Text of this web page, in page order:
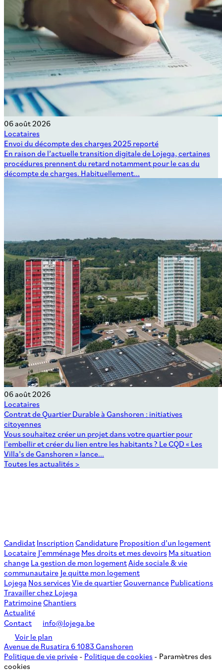
06 août 2026
Locataires
Envoi du décompte des charges 2025 reporté
En raison de l’actuelle transition digitale de Lojega, certaines
procédures prennent du retard notamment pour le cas du
décompte de charges. Habituellement...
06 août 2026
Locataires
Contrat de Quartier Durable à Ganshoren : initiatives
citoyennes
Vous souhaitez créer un projet dans votre quartier pour
l’embellir et créer du lien entre les habitants ? Le CQD « Les
Villa’s de Ganshoren » lance...
Toutes les actualités >
Candidat Inscription Candidature Proposition d’un logement
Locataire J’emménage Mes droits et mes devoirs Ma situation
change La gestion de mon logementAide sociale & vie
communautaire Je quitte mon logement
Lojega Nos servicesVie de quartierGouvernance Publications
Travailler chez Lojega
PatrimoineChantiers
Actualité
Contact
info@lojega.be
Voir le plan
Avenue de Rusatira 6 1083 Ganshoren
Politique de vie privée - Politique de cookies - Paramètres des
cookies